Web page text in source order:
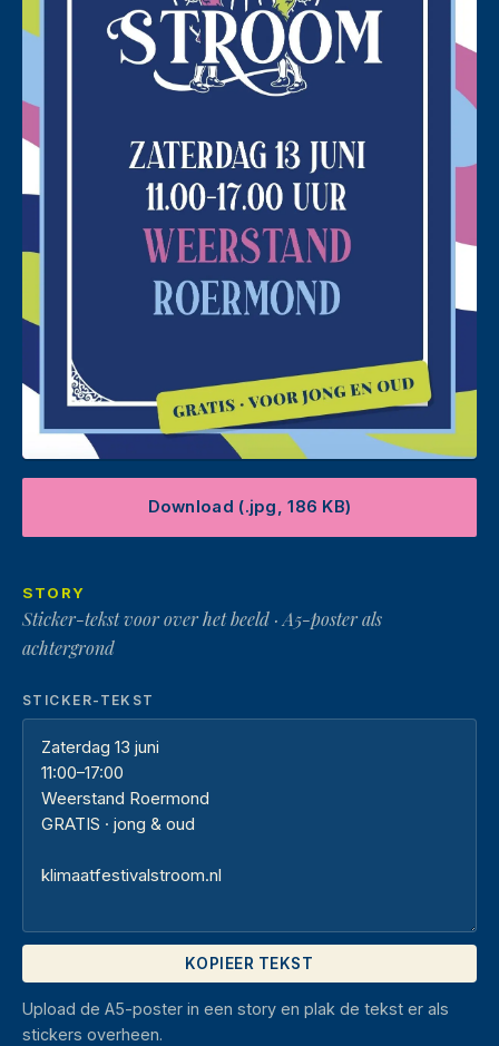
Download (.jpg, 186 KB)
STORY
Sticker-tekst voor over het beeld · A5-poster als
achtergrond
STICKER-TEKST
KOPIEER TEKST
Upload de A5-poster in een story en plak de tekst er als
stickers overheen.